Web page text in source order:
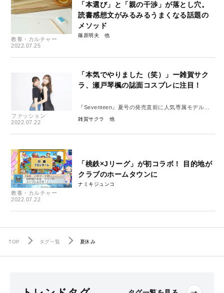
教養・カルチャー
2022.07.25
「本選び」と「親の干渉」が落とし穴。
読書感想文がみるみるうまくなる話題の
メソッド
篠原明夫
ファッション
2022.07.22
「本気でやりました（笑）」ー雑賀サク
ラ、瀬戸琴楓の誌面コスプレに注目！
『Seventeen』夏号の発売直前に人気専属モデルた
ちに直撃！
雑賀サクラ
教養・カルチャー
2022.07.22
「桃鉄×Jリーグ」が初コラボ！ 目的地が
クラブのホームタウンに
ナミキジュンコ
TOP タグ一覧 夏休み